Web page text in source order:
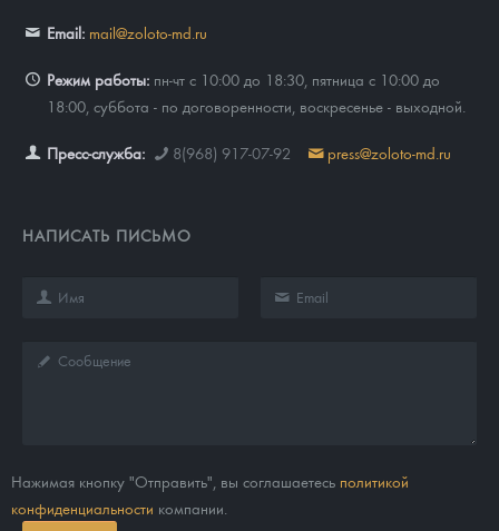
Email: mail@zoloto-md.ru
Режим работы: пн-чт с 10:00 до 18:30, пятница с 10:00 до
18:00, суббота - по договоренности, воскресенье - выходной.
Пресс-служба: 8(968) 917-07-92 press@zoloto-md.ru
НАПИСАТЬ ПИСЬМО
Нажимая кнопку "Отправить", вы соглашаетесь политикой
конфиденциальности компании.